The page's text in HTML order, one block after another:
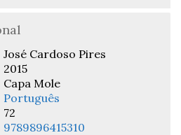
José Cardoso Pires
2015
Capa Mole
Português
72
9789896415310